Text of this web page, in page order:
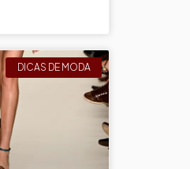
DICAS DE MODA